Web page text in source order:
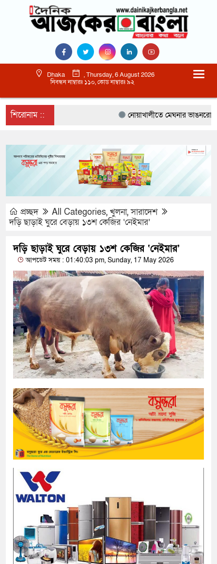
Dhaka
, Thursday, 6 August 2026
নিবন্ধন নাম্বারঃ ১১০, কোড নাম্বারঃ ৯২
শিরোনাম :: নোয়াখালীতে মেঘনার ভাঙনরোধে
প্রচ্ছদ All Categories, খুলনা,সারাদেশ
দড়ি ছাড়াই ঘুরে বেড়ায় ১৩শ কেজির ‘নেইমার’
দড়ি ছাড়াই ঘুরে বেড়ায় ১৩শ কেজির ‘নেইমার’
আপডেট সময় : 01:40:03 pm, Sunday, 17 May 2026